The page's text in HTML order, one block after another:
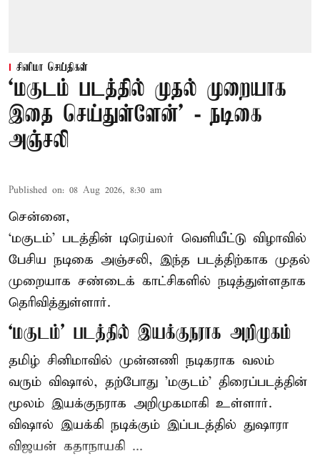
சினிமா செய்திகள்
‘மகுடம் படத்தில் முதல் முறையாக
இதை செய்துள்ளேன்’ - நடிகை
அஞ்சலி
Published on: 08 Aug 2026, 8:30 am
சென்னை,
‘மகுடம்’ படத்தின் டிரெய்லர் வெளியீட்டு விழாவில்
பேசிய நடிகை அஞ்சலி, இந்த படத்திற்காக முதல்
முறையாக சண்டைக் காட்சிகளில் நடித்துள்ளதாக
தெரிவித்துள்ளார்.
‘மகுடம்’ படத்தில் இயக்குநராக அறிமுகம்
தமிழ் சினிமாவில் முன்னணி நடிகராக வலம்
வரும் விஷால், தற்போது 'மகுடம்' திரைப்படத்தின்
மூலம் இயக்குநராக அறிமுகமாகி உள்ளார்.
விஷால் இயக்கி நடிக்கும் இப்படத்தில் துஷாரா
விஜயன் கதாநாயகி ...